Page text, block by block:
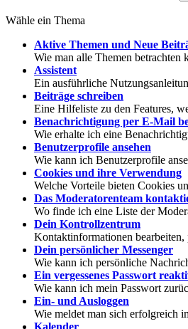
Wähle ein Thema
Aktive Themen und Neue
Wie man alle Themen betrachten
Assistent
Ein ausführliche
Beiträge schreiben
Eine Hilfeliste zu den Features,
Benachrichtigung per E-Mail
Wie erhalte ich eine
Benutzerprofile ansehen
Wie kann ich Benutzerprofile
Cookies und ihre Verwendung
Welche Vorteile bieten Cookies
Das Moderatorenteam
Wo finde ich eine Liste der
Dein Kontrollzentrum
Kontaktinformationen
Dein persönlicher Messenger
Wie kann ich persönliche
Ein vergessenes Passwort
Wie kann ich mein Passwort
Ein- und Ausloggen
Wie meldet man sich erfolgreich
Kalender